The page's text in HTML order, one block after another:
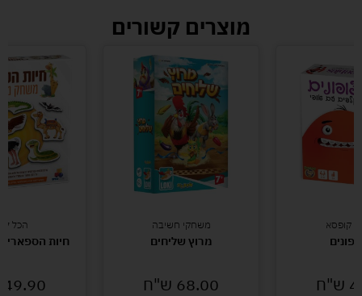
מוצרים קשורים
קופסא
ש"ח
משחקי חשיבה
מרוץ שליחים
68.00 ש"ח
הכל
חיות
49.90